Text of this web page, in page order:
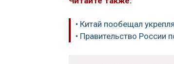
• Китай пообещал
• Правительство